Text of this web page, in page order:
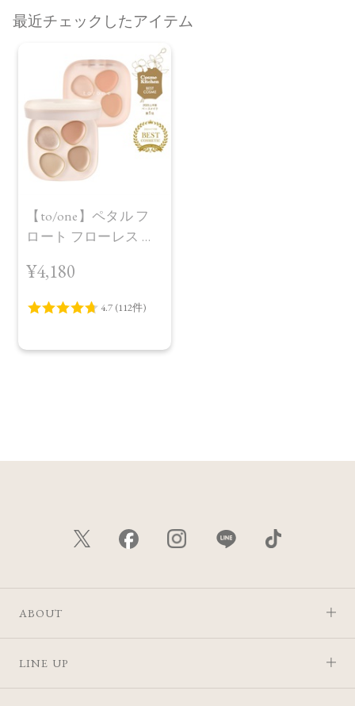
最近チェックしたアイテム
【to/one】ペタル フ
ロート フローレス タ
¥4,180
ABOUT
LINE UP